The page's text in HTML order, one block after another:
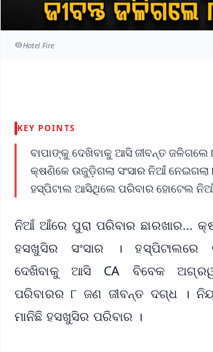
Hotel Fire
KEY POINTS
ବାପାଙ୍କୁ ଦେଖିବାକୁ ଆସି ଜୀବନ୍ତ ଜଳିଗଲେ
କ୍ଷଣିକେ ଉଜୁଡ଼ିଗଲା ସଂସାର ନିଆଁ ନେଇଗଲା
ହସ୍ପିଟାଲ ଆସିଥିଲେ ପରିବାର ହୋଟେଲ
ନିଆଁ ଆଁରେ ପୁରା ପରିବାର ଛାରଖାର...
ହସଖୁସିର ସଂସାର । ହସ୍ପିଟାଲରେ
ଦେଖିବାକୁ ଆସି CA ବିବେକ
ପରିବାରର ୮ ଜଣ ଜୀବନ୍ତ ଦଗ୍ଧ ।
ମାନିଛି ହସଖୁସିର ପରିବାର ।